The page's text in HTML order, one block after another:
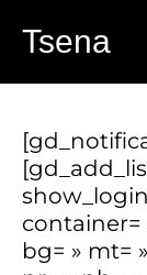
auTsena
container=
bg= » mt=